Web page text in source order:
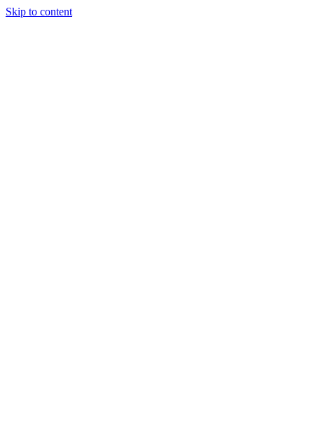
Skip to content